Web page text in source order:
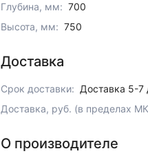
Глубина, мм: 700
Высота, мм: 750
Доставка
Срок доставки: Доставка 5-7
Доставка, руб. (в пределах
О производителе